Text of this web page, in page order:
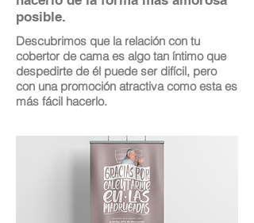
posible.
Descubrimos que la relación con tu
cobertor de cama es algo tan íntimo que
despedirte de él puede ser difícil, pero
con una promoción atractiva como esta es
más fácil hacerlo.